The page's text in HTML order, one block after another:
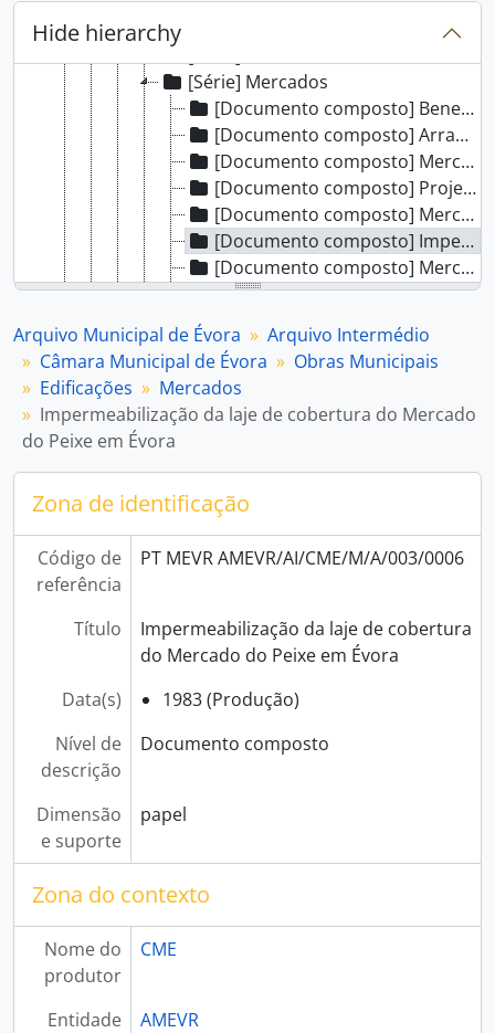
Hide hierarchy
[Série] Mercados
[Documento composto] Beneficiação do atual Mercado
[Documento composto] Arranjo do Mercado do Peixe.
[Documento composto] Mercado 1º de Maio - 2ª fase - Mercado exterior e peixe.
[Documento composto] Projeto para a construção de mercado e matadouro para a povoação da Azaruja.
[Documento composto] Mercado (peixaria) - Azaruja.
[Documento composto] Impermeabilização da laje de cobertura do Mercado do Peixe em Évora
[Documento composto] Mercado de Gados
[Documento composto] Aquisição de Chapas de ferro zincado para a cobertura do Mercado Municipal
[Série] Pontes e Pontões
[Série] Jardins e Parques
[Série] Cemitérios, Igrejas e Estátuas
[Série] Creches
[Subsecção] Rede Viária
[Subsecção] Águas e Saneamento
[Subsecção] Instalações Técnicas Especiais
[Subsecção] Oficinas e Parque de Máquinas, Viaturas e Materiais
[Subsecção] Cartografia
[Secção] Serviços Urbanos
[Secção] Habitação
[Secção] Saúde e Assistência
[Secção] Educação
[Secção] Turismo
[Fundo] Serviços Municipalizados de Évora
[Coleção] Livro Antigo
[Fundo] Teatro Garcia de Resende
[Fundo] Governo Civil
[Fundo] Arquivos Associativos
Arquivo Municipal de Évora
Arquivo Intermédio
Câmara Municipal de Évora
Obras Municipais
Edificações
Mercados
Impermeabilização da laje de cobertura do Mercado
do Peixe em Évora
Zona de identificação
Código de
referência
PT MEVR AMEVR/AI/CME/M/A/003/0006
Título
Impermeabilização da laje de cobertura
do Mercado do Peixe em Évora
Data(s)
1983 (Produção)
Nível de
descrição
Documento composto
Dimensão
e suporte
papel
Zona do contexto
Nome do
produtor
CME
Entidade
AMEVR